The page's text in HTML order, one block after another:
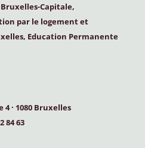
Capitale,
par le logement et
Education Permanente
4· 1080 Bruxelles
84 63